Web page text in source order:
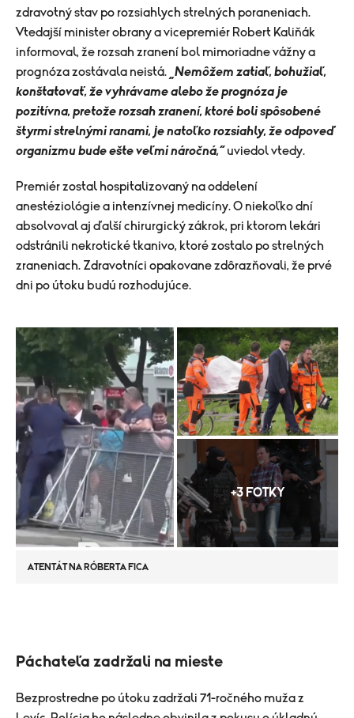
zdravotný stav po rozsiahlych strelných poraneniach.
Vtedajší minister obrany a vicepremiér Robert Kaliňák
informoval, že rozsah zranení bol mimoriadne vážny a
prognóza zostávala neistá. „Nemôžem zatiaľ, bohužiaľ,
konštatovať, že vyhrávame alebo že prognóza je
pozitívna, pretože rozsah zranení, ktoré boli spôsobené
štyrmi strelnými ranami, je natoľko rozsiahly, že odpoveď
organizmu bude ešte veľmi náročná,“uviedol vtedy.
Premiér zostal hospitalizovaný na oddelení
anestéziológie a intenzívnej medicíny. O niekoľko dní
absolvoval aj ďalší chirurgický zákrok, pri ktorom lekári
odstránili nekrotické tkanivo, ktoré zostalo po strelných
zraneniach. Zdravotníci opakovane zdôrazňovali, že prvé
dni po útoku budú rozhodujúce.
+3 FOTKY
ATENTÁT NA RÓBERTA FICA
Páchateľa zadržali na mieste
Bezprostredne po útoku zadržali 71-ročného muža z